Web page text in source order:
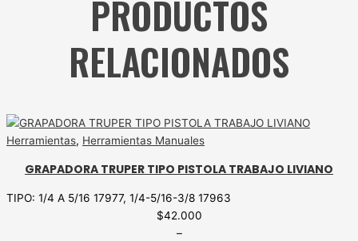
PRODUCTOS
RELACIONADOS
Herramientas, Herramientas Manuales
GRAPADORA TRUPER TIPO PISTOLA TRABAJO LIVIANO
TIPO: 1/4 A 5/16 17977, 1/4-5/16-3/8 17963
$42.000
–